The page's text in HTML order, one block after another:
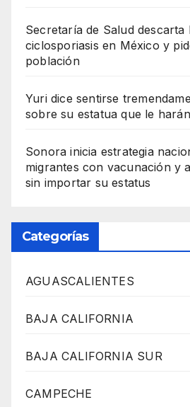
Secretaría de Salud
ciclosporiasis en México y
población
Yuri dice sentirse
sobre su estatua que le
Sonora inicia estrategia
migrantes con vacunación y
sin importar su estatus
Categorías
AGUASCALIENTES
BAJA CALIFORNIA
BAJA CALIFORNIA SUR
CAMPECHE